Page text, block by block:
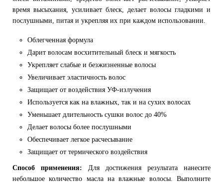
время высыхания, усиливает блеск, делает волосы гладкими и
послушными, питая и укрепляя их при каждом использовании.
Облегченная формула
Дарит волосам восхитительный блеск и мягкость
Укрепляет слабые и безжизненные волосы
Увеличивает эластичность волос
Защищает от воздействия УФ-излучения
Используется как на влажных, так и на сухих волосах
Уменьшает длительность сушки волос до 40%
Делает волосы более послушными
Обеспечивает легкое расчесывание
Защищает от термического воздействия
Способ применения: Для достижения результата нанесите
небольшое количество масла на влажные волосы. Выполните